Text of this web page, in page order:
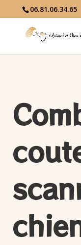
06.81.06.34.65